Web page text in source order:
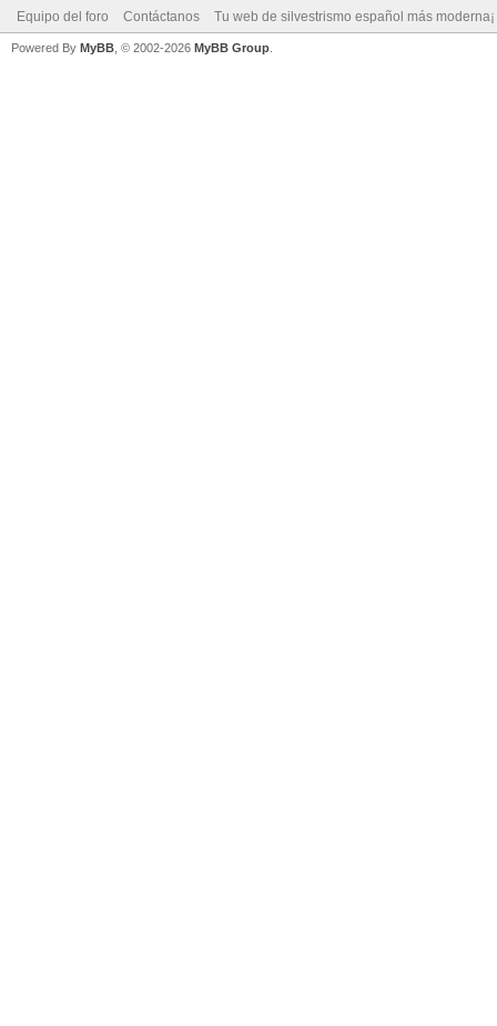
Equipo del foro Contáctanos Tu web de silvestrismo español más moderna¡
Powered By MyBB , © 2002-2026 MyBB Group